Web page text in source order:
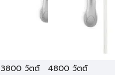
3800 วัตต์ 4800 วัตต์